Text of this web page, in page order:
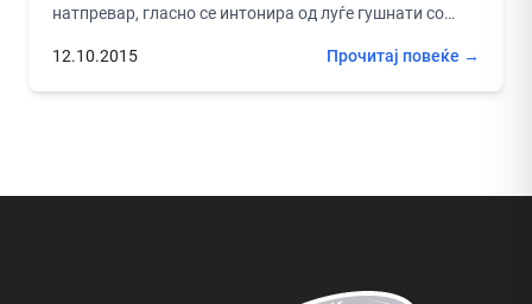
натпревар, гласно се интонира од луѓе гушнати со
12.10.2015
Прочитај повеќе →